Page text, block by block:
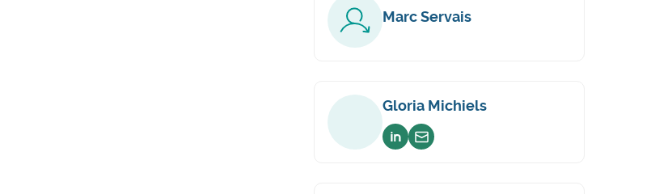
Marc Servais
Gloria Michiels
Voir sur linkedin
Envoyer un email